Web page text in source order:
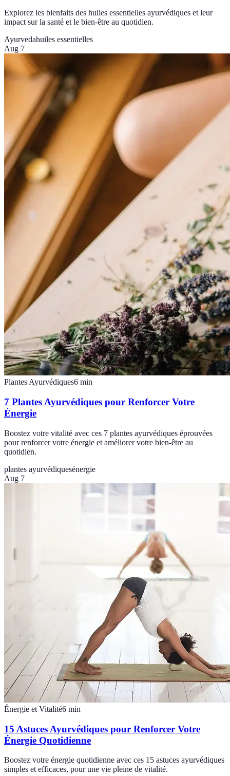
Explorez les bienfaits des huiles essentielles ayurvédiques et leur
impact sur la santé et le bien-être au quotidien.
Ayurvedahuiles essentielles
Aug 7
Plantes Ayurvédiques6 min
7 Plantes Ayurvédiques pour Renforcer Votre
Énergie
Boostez votre vitalité avec ces 7 plantes ayurvédiques éprouvées
pour renforcer votre énergie et améliorer votre bien-être au
quotidien.
plantes ayurvédiquesénergie
Aug 7
Énergie et Vitalité6 min
15 Astuces Ayurvédiques pour Renforcer Votre
Énergie Quotidienne
Boostez votre énergie quotidienne avec ces 15 astuces ayurvédiques
simples et efficaces, pour une vie pleine de vitalité.